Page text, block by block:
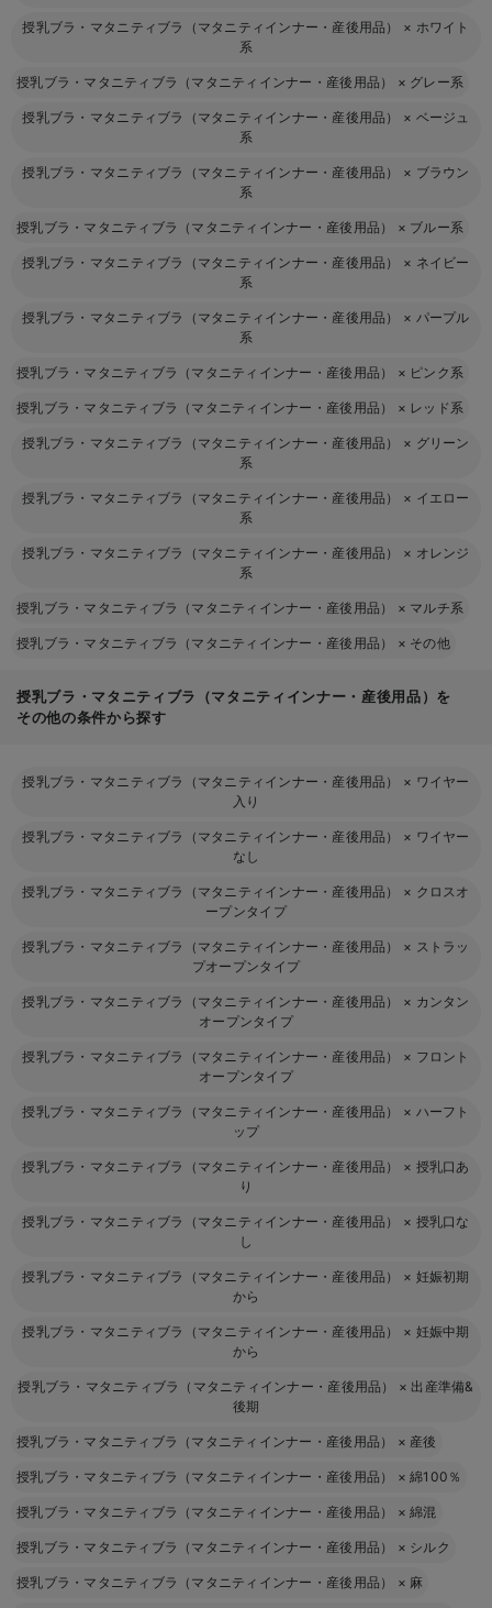
授乳ブラ・マタニティブラ（マタニティインナー・産後用品） × ホワイト
系
授乳ブラ・マタニティブラ（マタニティインナー・産後用品） × グレー系
授乳ブラ・マタニティブラ（マタニティインナー・産後用品） × ベージュ
系
授乳ブラ・マタニティブラ（マタニティインナー・産後用品） × ブラウン
系
授乳ブラ・マタニティブラ（マタニティインナー・産後用品） × ブルー系
授乳ブラ・マタニティブラ（マタニティインナー・産後用品） × ネイビー
系
授乳ブラ・マタニティブラ（マタニティインナー・産後用品） × パープル
系
授乳ブラ・マタニティブラ（マタニティインナー・産後用品） × ピンク系
授乳ブラ・マタニティブラ（マタニティインナー・産後用品） × レッド系
授乳ブラ・マタニティブラ（マタニティインナー・産後用品） × グリーン
系
授乳ブラ・マタニティブラ（マタニティインナー・産後用品） × イエロー
系
授乳ブラ・マタニティブラ（マタニティインナー・産後用品） × オレンジ
系
授乳ブラ・マタニティブラ（マタニティインナー・産後用品） × マルチ系
授乳ブラ・マタニティブラ（マタニティインナー・産後用品） × その他
授乳ブラ・マタニティブラ（マタニティインナー・産後用品）を
その他の条件から探す
授乳ブラ・マタニティブラ（マタニティインナー・産後用品） × ワイヤー
入り
授乳ブラ・マタニティブラ（マタニティインナー・産後用品） × ワイヤー
なし
授乳ブラ・マタニティブラ（マタニティインナー・産後用品） × クロスオ
ープンタイプ
授乳ブラ・マタニティブラ（マタニティインナー・産後用品） × ストラッ
プオープンタイプ
授乳ブラ・マタニティブラ（マタニティインナー・産後用品） × カンタン
オープンタイプ
授乳ブラ・マタニティブラ（マタニティインナー・産後用品） × フロント
オープンタイプ
授乳ブラ・マタニティブラ（マタニティインナー・産後用品） × ハーフト
ップ
授乳ブラ・マタニティブラ（マタニティインナー・産後用品） × 授乳口あ
り
授乳ブラ・マタニティブラ（マタニティインナー・産後用品） × 授乳口な
し
授乳ブラ・マタニティブラ（マタニティインナー・産後用品） × 妊娠初期
から
授乳ブラ・マタニティブラ（マタニティインナー・産後用品） × 妊娠中期
から
授乳ブラ・マタニティブラ（マタニティインナー・産後用品） × 出産準備&
後期
授乳ブラ・マタニティブラ（マタニティインナー・産後用品） × 産後
授乳ブラ・マタニティブラ（マタニティインナー・産後用品） ×綿100％
授乳ブラ・マタニティブラ（マタニティインナー・産後用品） ×綿混
授乳ブラ・マタニティブラ（マタニティインナー・産後用品） × シルク
授乳ブラ・マタニティブラ（マタニティインナー・産後用品） × 麻